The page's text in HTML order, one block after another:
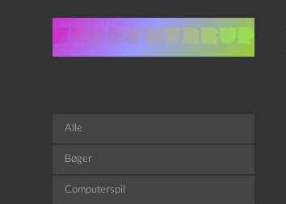
Alle
Bøger
Computerspil